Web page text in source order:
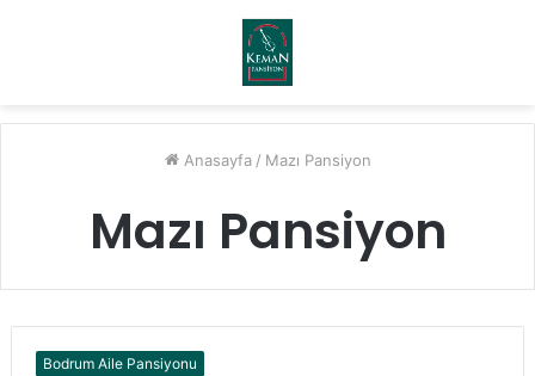
...
Anasayfa / Mazı Pansiyon
Mazı Pansiyon
Bodrum Aile Pansiyonu